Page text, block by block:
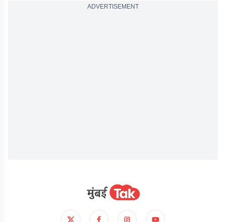
ADVERTISEMENT